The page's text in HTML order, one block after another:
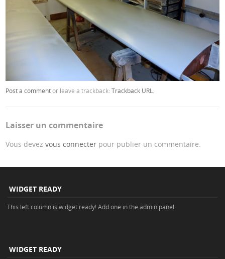
Post a commentor leave a trackback:Trackback URL
Laisser un commentaire
Vous devezvous connecter pour publier un commentaire.
WIDGET READY
This left column is widget ready! Add one in the admin panel.
WIDGET READY